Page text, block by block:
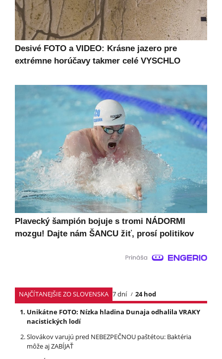
Desivé FOTO a VIDEO: Krásne jazero pre
extrémne horúčavy takmer celé VYSCHLO
Plavecký šampión bojuje s tromi NÁDORMI
mozgu! Dajte nám ŠANCU žiť, prosí politikov
NAJČÍTANEJŠIE ZO SLOVENSKA 7 dní
24 hod
Unikátne FOTO: Nízka hladina Dunaja odhalila VRAKY
nacistických lodí
Slovákov varujú pred NEBEZPEČNOU paštétou: Baktéria
môže aj ZABÍJAŤ